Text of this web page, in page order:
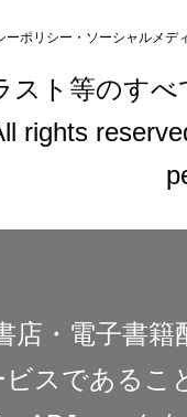
ーポリシー・ソーシャルメデ
スト等のす
rights
店・電子書
スであるこ